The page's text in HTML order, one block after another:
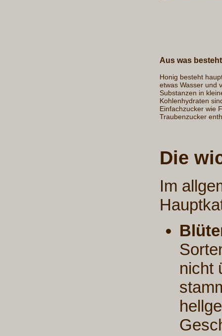
Aus was
Honig besteht
etwas Wasser und
Substanzen in
Kohlenhydraten
Einfachzucker wie
Traubenzucker
Die
Im
nicht